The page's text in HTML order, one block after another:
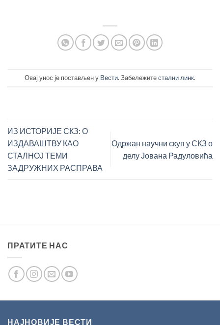
Овај унос је постављен у Вести. Забележитестални линк.
ИЗ ИСТОРИЈЕ СКЗ: О
ИЗДАВАШТВУ КАО
СТАЛНОЈ ТЕМИ
ЗАДРУЖНИХ РАСПРАВА
Одржан научни скуп у СКЗ о
делу Јована Радуловића
ПРАТИТЕ НАС
НАЈНОВИЈЕ ВЕСТИ